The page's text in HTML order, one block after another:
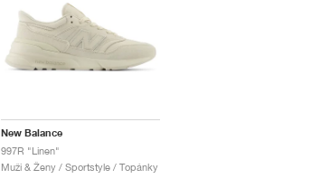
New Balance
997R "Linen"
Muži & Ženy / Sportstyle / Topánky